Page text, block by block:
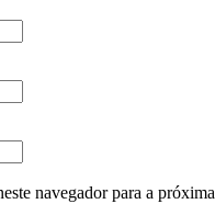
navegador para a